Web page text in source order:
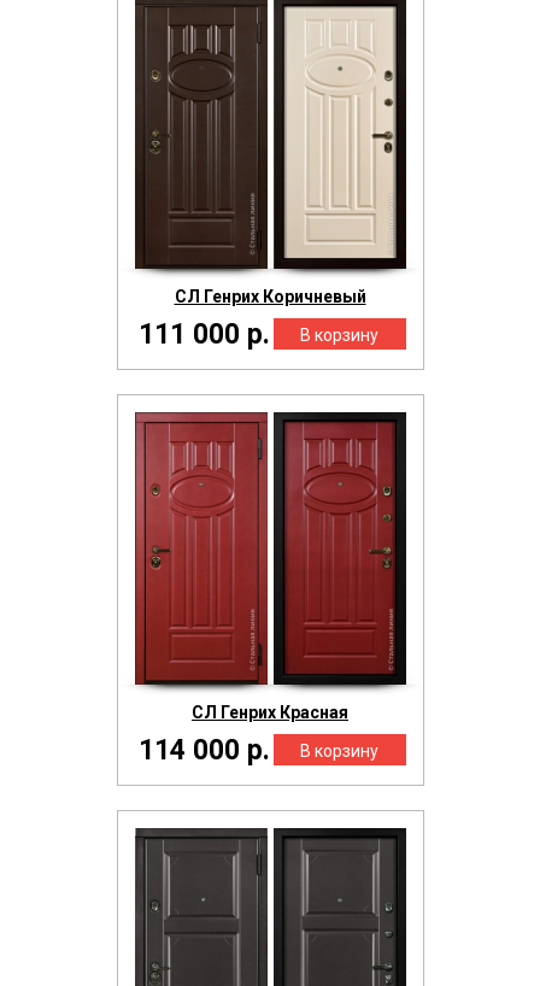
СЛ Генрих Коричневый
111 000 р.
СЛ Генрих Красная
114 000 р.